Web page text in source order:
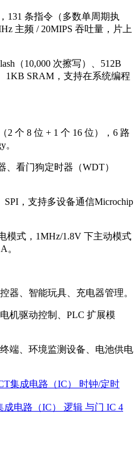
131 条指令（多数单周期执
主频 / 20MIPS 吞吐量，片上
（10,000 次擦写）、512B
1KB SRAM，支持在系统编程
2 个 8 位 + 1 个 16 位），6 路
。
、看门狗定时器（WDT）
，支持多设备通信Microchip
模式，1MHz/1.8V 下主动模式
。
器、智能玩具、充电器管理。
机驱动控制、PLC 扩展模
端、环境监测设备、电池供电
集成电路（IC） 时钟/定时
成电路（IC） 逻辑 与门 IC 4